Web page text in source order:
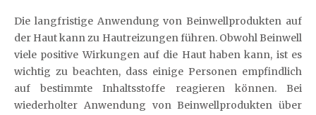
Die langfristige Anwendung von Beinwellprodukten auf
der Haut kann zu Hautreizungen führen. Obwohl Beinwell
viele positive Wirkungen auf die Haut haben kann, ist es
wichtig zu beachten, dass einige Personen empfindlich
auf bestimmte Inhaltsstoffe reagieren können. Bei
wiederholter Anwendung von Beinwellprodukten über